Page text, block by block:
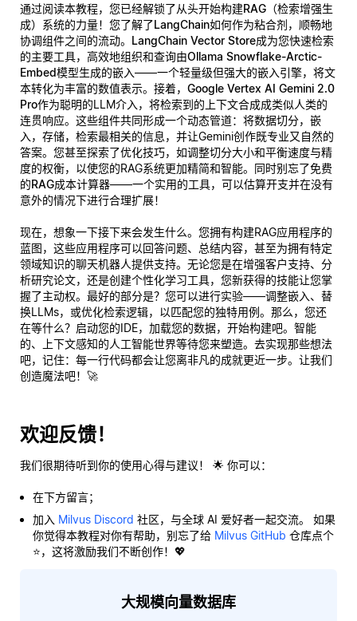
通过阅读本教程，您已经解锁了从头开始构建RAG（检索增强生
成） 系统的力量！您了解了LangChain如何作为粘合剂，顺畅地
协调组件之间的流动。 LangChain Vector Store成为您快速检索
的主要工具，高效地组织和查询由Ollama Snowflake-Arctic-
Embed模型生成的嵌入——一个轻量级但强大的嵌入引擎，将文
本转化为丰富的数值表示。接着， Google Vertex AI Gemini 2.0
Pro作为聪明的LLM介入，将检索到的上下文合成成类似人类的
连贯响应。这些组件共同形成一个动态管道：将数据切分，嵌
入，存储，检索最相关的信息，并让Gemini创作既专业又自然的
答案。您甚至探索了优化技巧，如调整切分大小和平衡速度与精
度的权衡，以使您的RAG系统更加精简和智能。同时别忘了免费
的RAG成本计算器——一个实用的工具，可以估算开支并在没有
意外的情况下进行合理扩展！
现在，想象一下接下来会发生什么。您拥有构建RAG应用程序的
蓝图，这些应用程序可以回答问题、总结内容，甚至为拥有特定
领域知识的聊天机器人提供支持。无论您是在增强客户支持、分
析研究论文，还是创建个性化学习工具，您新获得的技能让您掌
握了主动权。最好的部分是？您可以进行实验——调整嵌入、替
换LLMs，或优化检索逻辑，以匹配您的独特用例。那么，您还
在等什么？启动您的IDE，加载您的数据，开始构建吧。智能
的、上下文感知的人工智能世界等待您来塑造。去实现那些想法
吧，记住：每一行代码都会让您离非凡的成就更近一步。让我们
创造魔法吧！🚀
欢迎反馈！
我们很期待听到你的使用心得与建议！ 🌟 你可以：
在下方留言；
加入 Milvus Discord 社区，与全球 AI 爱好者一起交流。 如果
你觉得本教程对你有帮助，别忘了给 Milvus GitHub 仓库点个
⭐，这将激励我们不断创作！💖
大规模向量数据库